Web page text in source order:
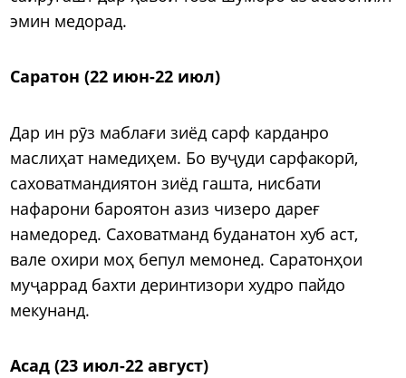
эмин медорад.
Саратон (22 июн-22 июл)
Дар ин рӯз маблағи зиёд сарф карданро
маслиҳат намедиҳем. Бо вуҷуди сарфакорӣ,
саховатмандиятон зиёд гашта, нисбати
нафарони бароятон азиз чизеро дареғ
намедоред. Саховатманд буданатон хуб аст,
вале охири моҳ бепул мемонед. Саратонҳои
муҷаррад бахти деринтизори худро пайдо
мекунанд.
Асад (23 июл-22 август)